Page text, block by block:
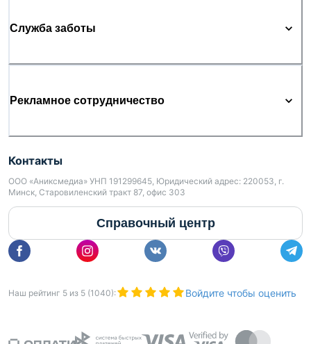
Служба заботы
Рекламное сотрудничество
Контакты
ООО «Аниксмедиа» УНП 191299645, Юридический адрес: 220053, г.
Минск, Старовиленский тракт 87, офис 303
Справочный центр
Наш рейтинг 5 из 5 (1040): Войдите чтобы оценить